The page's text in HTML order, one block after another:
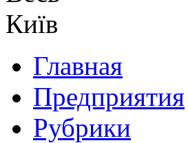
Главная
Предприятия
Рубрики